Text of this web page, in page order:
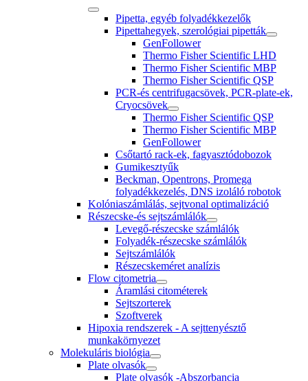
Pipetta, egyéb folyadékkezelők
Pipettahegyek, szerológiai pipetták
GenFollower
Thermo Fisher Scientific LHD
Thermo Fisher Scientific MBP
Thermo Fisher Scientific QSP
PCR-és centrifugacsövek, PCR-plate-ek,
Cryocsövek
Thermo Fisher Scientific QSP
Thermo Fisher Scientific MBP
GenFollower
Csőtartó rack-ek, fagyasztódobozok
Gumikesztyűk
Beckman, Opentrons, Promega
folyadékkezelés, DNS izoláló robotok
Kolóniaszámlálás, sejtvonal optimalizáció
Részecske-és sejtszámlálók
Levegő-részecske számlálók
Folyadék-részecske számlálók
Sejtszámlálók
Részecskeméret analízis
Flow citometria
Áramlási citométerek
Sejtszorterek
Szoftverek
Hipoxia rendszerek - A sejttenyésztő
munkakörnyezet
Molekuláris biológia
Plate olvasók
Plate olvasók -Abszorbancia